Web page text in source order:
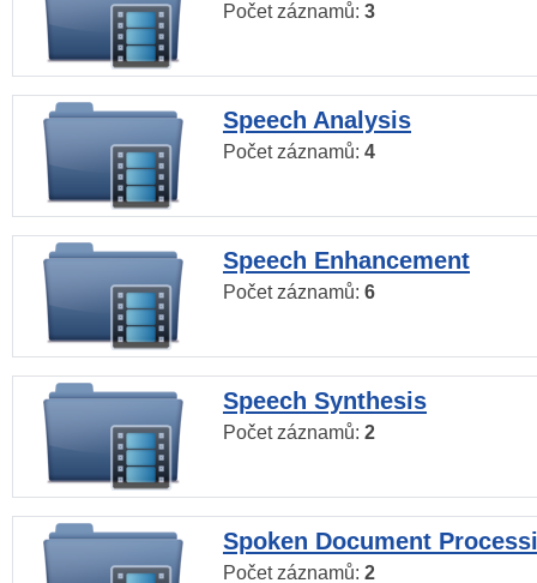
Počet záznamů: 3
Speech Analysis
Počet záznamů: 4
Speech Enhancement
Počet záznamů: 6
Speech Synthesis
Počet záznamů: 2
Spoken Document
Počet záznamů: 2